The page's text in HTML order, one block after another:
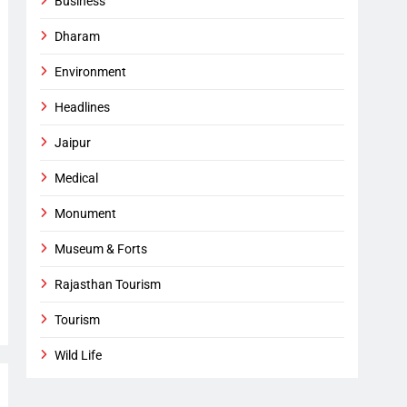
Dharam
Environment
Headlines
Jaipur
Medical
Monument
Museum & Forts
Rajasthan Tourism
Tourism
Wild Life